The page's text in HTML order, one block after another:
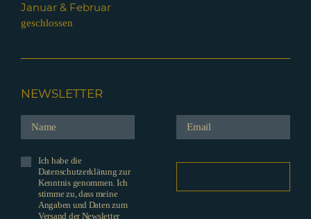
Januar & Februar
geschlossen
NEWSLETTER
Ich habe die
Datenschutzerklärung zur
Kenntnis genommen. Ich
stimme zu, dass meine
Angaben und Daten zum
Versand der Newsletter